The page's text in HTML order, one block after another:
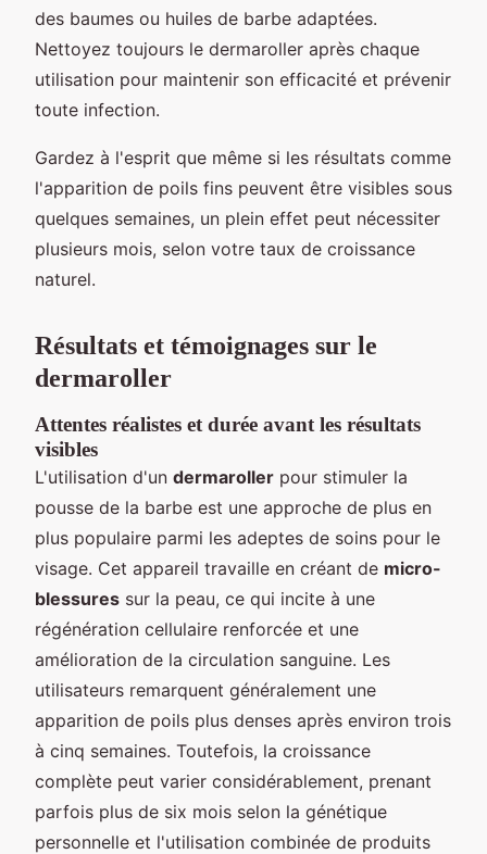
des baumes ou huiles de barbe adaptées.
Nettoyez toujours le dermaroller après chaque
utilisation pour maintenir son efficacité et prévenir
toute infection.
Gardez à l'esprit que même si les résultats comme
l'apparition de poils fins peuvent être visibles sous
quelques semaines, un plein effet peut nécessiter
plusieurs mois, selon votre taux de croissance
naturel.
Résultats et témoignages sur le
dermaroller
Attentes réalistes et durée avant les résultats
visibles
L'utilisation d'un dermaroller pour stimuler la
pousse de la barbe est une approche de plus en
plus populaire parmi les adeptes de soins pour le
visage. Cet appareil travaille en créant de micro-
blessures sur la peau, ce qui incite à une
régénération cellulaire renforcée et une
amélioration de la circulation sanguine. Les
utilisateurs remarquent généralement une
apparition de poils plus denses après environ trois
à cinq semaines. Toutefois, la croissance
complète peut varier considérablement, prenant
parfois plus de six mois selon la génétique
personnelle et l'utilisation combinée de produits